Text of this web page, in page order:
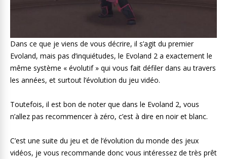
Dans ce que je viens de vous décrire, il s’agit du premier
Evoland, mais pas d’inquiétudes, le Evoland 2 a exactement le
même système « évolutif » qui vous fait défiler dans au travers
les années, et surtout l’évolution du jeu vidéo.
Toutefois, il est bon de noter que dans le Evoland 2, vous
n’allez pas recommencer à zéro, c’est à dire en noir et blanc.
C’est une suite du jeu et de l’évolution du monde des jeux
vidéos, je vous recommande donc vous intéressez de très prêt